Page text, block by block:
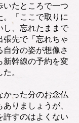
いたところで一つ
。「ここで取りに
し、忘れたままで
張先で「忘れちゃ
分の姿が想像さ
新幹線の予約を変
。
った分のお念仏
りましょうが、
許すのはよくない